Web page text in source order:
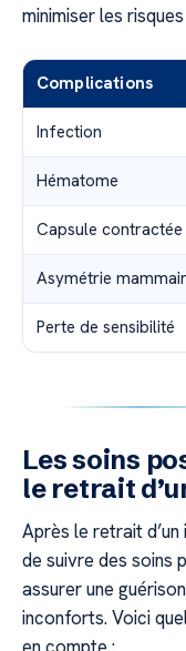
minimiser les
Complications
Infection
Hématome
Capsule contractée
Asymétrie
Perte de sensibilité
Les soins
le retrait
Après le retrait
de suivre des soins
assurer une
inconforts. Voici